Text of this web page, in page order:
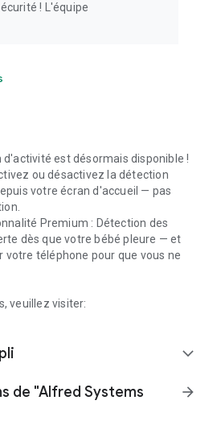
! L'équipe
est désormais disponible !
ou désactivez la détection
votre écran d'accueil — pas
Premium : Détection des
dès que votre bébé pleure — et
téléphone pour que vous ne
veuillez visiter:
expand_more
de "Alfred Systems
arrow_forward